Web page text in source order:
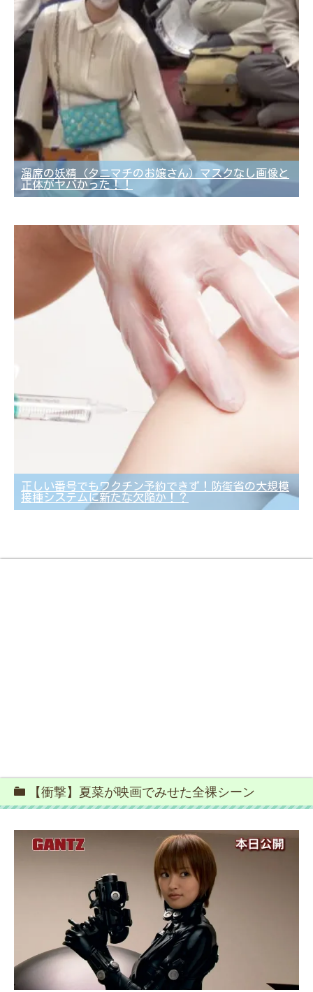
溜席の妖精（タニマチのお嬢さん）マスクなし画像と
正体がヤバかった！！
正しい番号でもワクチン予約できず！防衛省の大規模
接種システムに新たな欠陥か！？
【衝撃】夏菜が映画でみせた全裸シーン